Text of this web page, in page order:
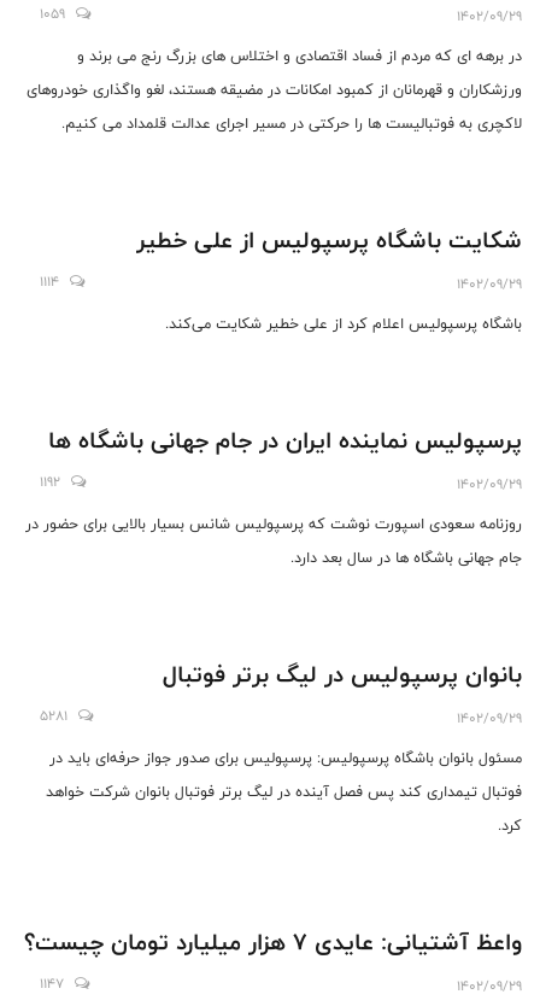
1402/09/29
1059
در برهه ای که مردم از فساد اقتصادی و اختلاس های بزرگ رنج می برند و
ورزشکاران و قهرمانان از کمبود امکانات در مضیقه هستند، لغو واگذاری خودروهای
لاکچری به فوتبالیست ها را حرکتی در مسیر اجرای عدالت قلمداد می کنیم.
شکایت باشگاه پرسپولیس از علی خطیر
1402/09/29
1114
باشگاه پرسپولیس اعلام کرد از علی خطیر شکایت می‌کند.
پرسپولیس نماینده ایران در جام جهانی باشگاه ها
1402/09/29
1192
روزنامه سعودی اسپورت نوشت که پرسپولیس شانس بسیار بالایی برای حضور در
جام جهانی باشگاه ها در سال بعد دارد.
بانوان پرسپولیس در لیگ برتر فوتبال
1402/09/29
5281
مسئول بانوان باشگاه پرسپولیس: پرسپولیس برای صدور جواز حرفه‌ای باید در
فوتبال تیمداری کند پس فصل آینده در لیگ برتر فوتبال بانوان شرکت خواهد
کرد.
واعظ آشتیانی: عایدی 7 هزار میلیارد تومان چیست؟
1402/09/29
1147